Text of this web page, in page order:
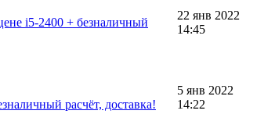
i5-2400 + безналичный
22 янв 2022
14:45
расчёт, доставка!
5 янв 2022
14:22